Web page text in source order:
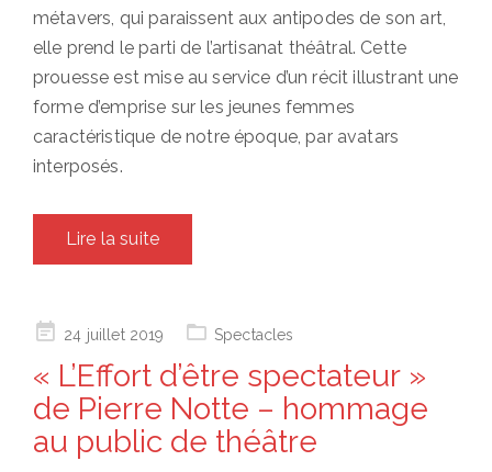
métavers, qui paraissent aux antipodes de son art,
elle prend le parti de l’artisanat théâtral. Cette
prouesse est mise au service d’un récit illustrant une
forme d’emprise sur les jeunes femmes
caractéristique de notre époque, par avatars
interposés.
Lire la suite
Posted24 juillet 2019 Spectacles
« L’Effort d’être spectateur »
de Pierre Notte – hommage
au public de théâtre